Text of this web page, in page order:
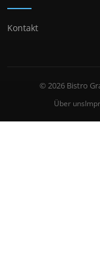
Kontakt
© 2026 Bistro
Über uns